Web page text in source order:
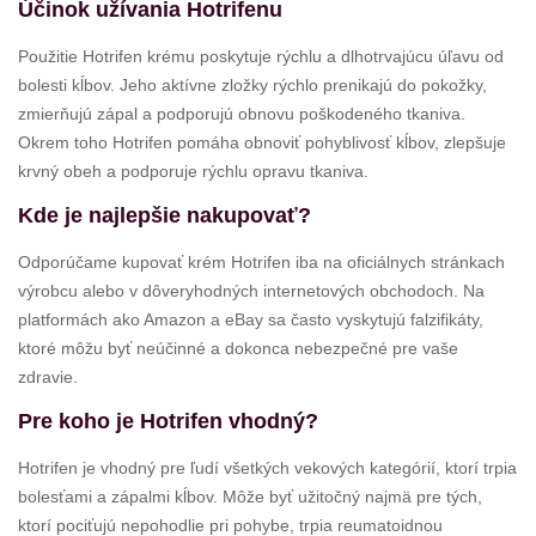
Účinok užívania Hotrifenu
Použitie Hotrifen krému poskytuje rýchlu a dlhotrvajúcu úľavu od
bolesti kĺbov. Jeho aktívne zložky rýchlo prenikajú do pokožky,
zmierňujú zápal a podporujú obnovu poškodeného tkaniva.
Okrem toho Hotrifen pomáha obnoviť pohyblivosť kĺbov, zlepšuje
krvný obeh a podporuje rýchlu opravu tkaniva.
Kde je najlepšie nakupovať?
Odporúčame kupovať krém Hotrifen iba na oficiálnych stránkach
výrobcu alebo v dôveryhodných internetových obchodoch. Na
platformách ako Amazon a eBay sa často vyskytujú falzifikáty,
ktoré môžu byť neúčinné a dokonca nebezpečné pre vaše
zdravie.
Pre koho je Hotrifen vhodný?
Hotrifen je vhodný pre ľudí všetkých vekových kategórií, ktorí trpia
bolesťami a zápalmi kĺbov. Môže byť užitočný najmä pre tých,
ktorí pociťujú nepohodlie pri pohybe, trpia reumatoidnou